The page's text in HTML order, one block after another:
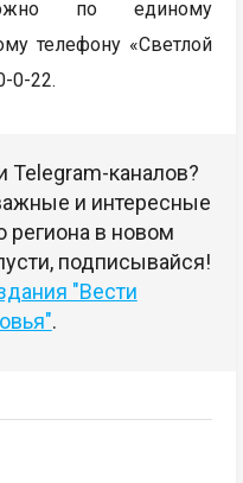
по единому
телефону «Светлой
0-22.
Telegram-каналов?
и интересные
региона в новом
подписывайся!
"Вести
.